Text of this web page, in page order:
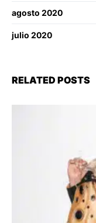
agosto 2020
julio 2020
RELATED POSTS